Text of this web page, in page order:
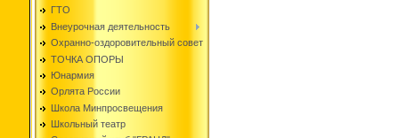
ГТО
Внеурочная деятельность
Охранно-оздоровительный совет
ТОЧКА ОПОРЫ
Юнармия
Орлята России
Школа Минпросвещения
Школьный театр